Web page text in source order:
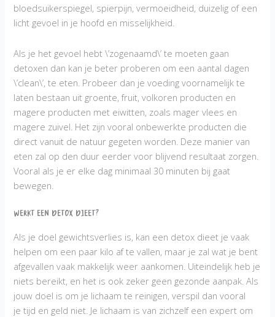
bloedsuikerspiegel, spierpijn, vermoeidheid, duizelig of een
licht gevoel in je hoofd en misselijkheid.
Als je het gevoel hebt \’zogenaamd\’ te moeten gaan
detoxen dan kan je beter proberen om een aantal dagen
\’clean\’, te eten. Probeer dan je voeding voornamelijk te
laten bestaan uit groente, fruit, volkoren producten en
magere producten met eiwitten, zoals mager vlees en
magere zuivel. Het zijn vooral onbewerkte producten die
direct vanuit de natuur gegeten worden. Deze manier van
eten zal op den duur eerder voor blijvend resultaat zorgen.
Vooral als je er elke dag minimaal 30 minuten bij gaat
bewegen.
Werkt een detox dieet?
Als je doel gewichtsverlies is, kan een detox dieet je vaak
helpen om een ​​paar kilo af te vallen, maar je zal wat je bent
afgevallen vaak makkelijk weer aankomen. Uiteindelijk heb je
niets bereikt, en het is ook zeker geen gezonde aanpak. Als
jouw doel is om je lichaam te reinigen, verspil dan vooral
je tijd en geld niet. Je lichaam is van zichzelf een expert om